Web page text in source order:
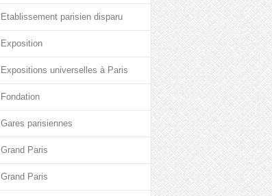
Etablissement parisien disparu
Exposition
Expositions universelles à Paris
Fondation
Gares parisiennes
Grand Paris
Grand Paris